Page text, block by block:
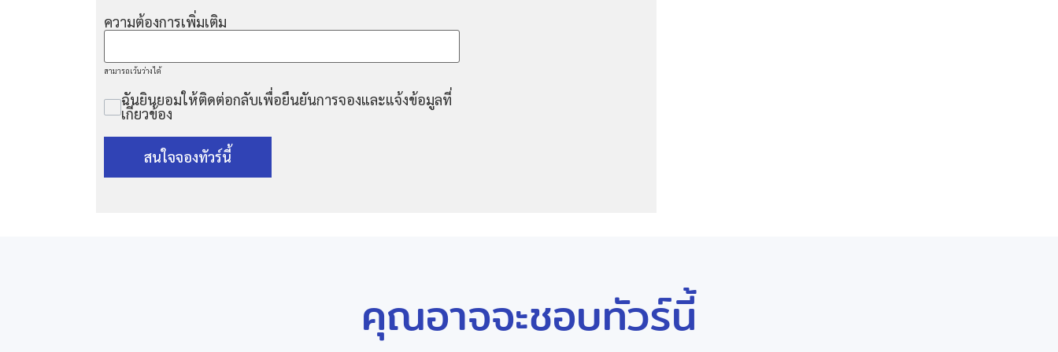
ความต้องการเพิ่มเติม
สามารถเว้นว่างได้
ฉันยินยอมให้ติดต่อกลับเพื่อยืนยันการจองและแจ้งข้อมูลที่
เกี่ยวข้อง
สนใจจองทัวร์นี้
คุณอาจจะชอบทัวร์นี้